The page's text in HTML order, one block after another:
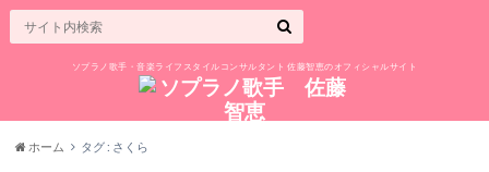
ソプラノ歌手・音楽ライフスタイルコンサルタント 佐藤智恵のオフィシャルサイト
ホーム タグ : さくら